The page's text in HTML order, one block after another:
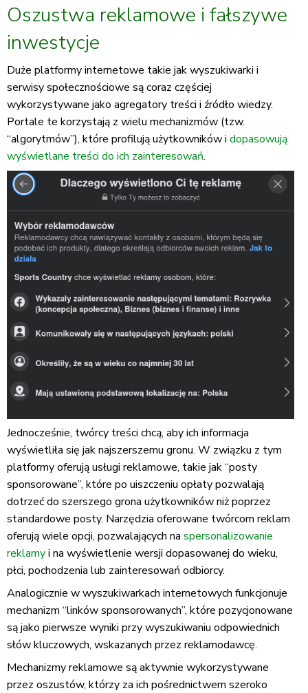
Oszustwa reklamowe i fałszywe
inwestycje
Duże platformy internetowe takie jak wyszukiwarki i
serwisy społecznościowe są coraz częściej
wykorzystywane jako agregatory treści i źródło wiedzy.
Portale te korzystają z wielu mechanizmów (tzw.
“algorytmów”), które profilują użytkowników i dopasowują
wyświetlane treści do ich zainteresowań.
Jednocześnie, twórcy treści chcą, aby ich informacja
wyświetliła się jak najszerszemu gronu. W związku z tym
platformy oferują usługi reklamowe, takie jak “posty
sponsorowane”, które po uiszczeniu opłaty pozwalają
dotrzeć do szerszego grona użytkowników niż poprzez
standardowe posty. Narzędzia oferowane twórcom reklam
oferują wiele opcji, pozwalających na spersonalizowanie
reklamyi na wyświetlenie wersji dopasowanej do wieku,
płci, pochodzenia lub zainteresowań odbiorcy.
Analogicznie w wyszukiwarkach internetowych funkcjonuje
mechanizm “linków sponsorowanych”, które pozycjonowane
są jako pierwsze wyniki przy wyszukiwaniu odpowiednich
słów kluczowych, wskazanych przez reklamodawcę.
Mechanizmy reklamowe są aktywnie wykorzystywane
przez oszustów, którzy za ich pośrednictwem szeroko